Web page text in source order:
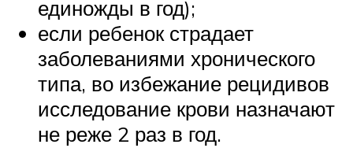
единожды в год);
если ребенок страдает
заболеваниями хронического
типа, во избежание рецидивов
исследование крови назначают
не реже 2 раз в год.